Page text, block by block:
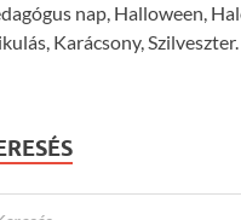
nap, Halloween,
Karácsony, Szilveszter.